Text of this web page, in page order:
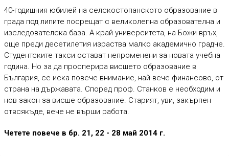
40-годишния юбилей на селскостопанското образование в
града под липите посрещат с великолепна образователна и
изследователска база. А край университета, на Божи връх,
още преди десетилетия израства малко академично градче.
Студентските такси остават непроменени за новата учебна
година. Но за да просперира висшето образование в
България, се иска повече внимание, най-вече финансово, от
страна на държавата. Според проф. Станков е необходим и
нов закон за висше образование. Старият, уви, закърпен
отвсякъде, вече не върши работа.
Четете повече в бр. 21, 22 - 28 май 2014 г.